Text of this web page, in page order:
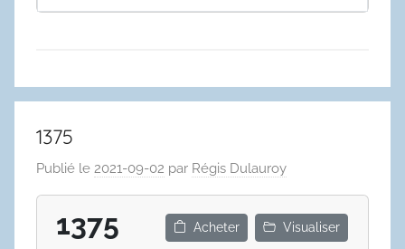
1375
Publié le 2021-09-02 par Régis Dulauroy
1375 Acheter Visualiser